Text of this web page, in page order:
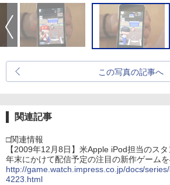
この写真の記事へ
関連記事
□関連情報
【2009年12月8日】米Apple iPod担当のス
年末にかけて配信予定の注目の新作ゲーム
http://game.watch.impress.co.jp/docs/
4223.html